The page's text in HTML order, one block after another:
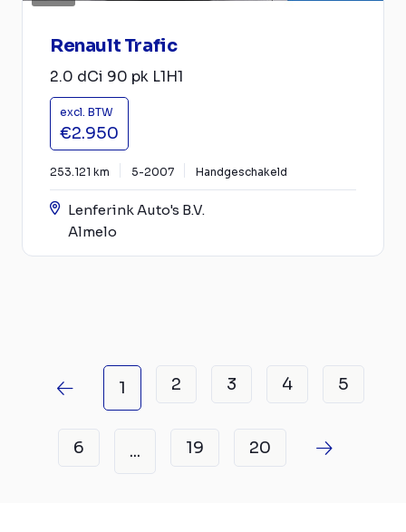
Renault Trafic
2.0 dCi 90 pk L1H1
excl. BTW
€2.950
253.121 km 5-2007 Handgeschakeld
Lenferink Auto's B.V.
Almelo
1 2 3 4 5
6 ... 19 20